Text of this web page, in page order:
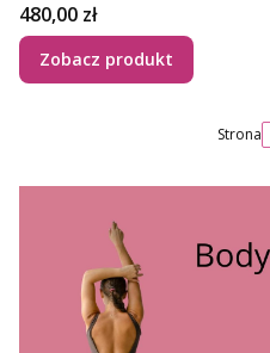
Cena
480,00 zł
Zobacz produkt
Strona